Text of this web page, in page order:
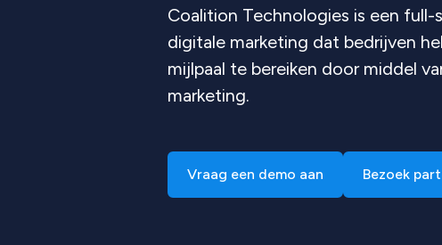
Coalition Technologies is een full-
digitale marketing dat bedrijven
mijlpaal te bereiken door middel
marketing.
Vraag een demo aan Bezoek